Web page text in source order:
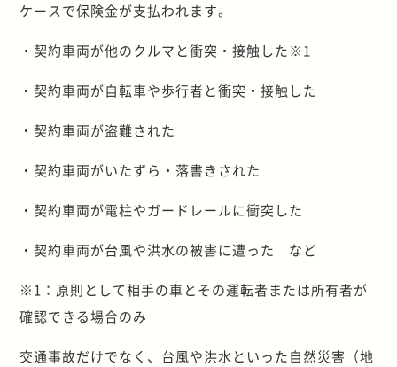
ケースで保険金が支払われます。
・契約車両が他のクルマと衝突・接触した※1
・契約車両が自転車や歩行者と衝突・接触した
・契約車両が盗難された
・契約車両がいたずら・落書きされた
・契約車両が電柱やガードレールに衝突した
・契約車両が台風や洪水の被害に遭った など
※1：原則として相手の車とその運転者または所有者が
確認できる場合のみ
交通事故だけでなく、台風や洪水といった自然災害（地